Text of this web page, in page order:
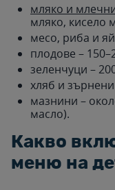
мляко и
мляко, кисело
месо, риба и
плодове –
зеленчуци –
хляб и
мазнини –
масло).
Какво
меню на